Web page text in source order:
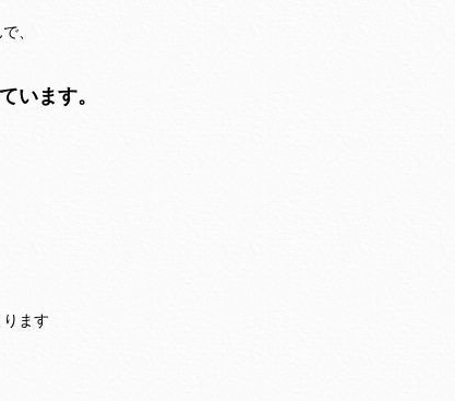
、
います。
ます